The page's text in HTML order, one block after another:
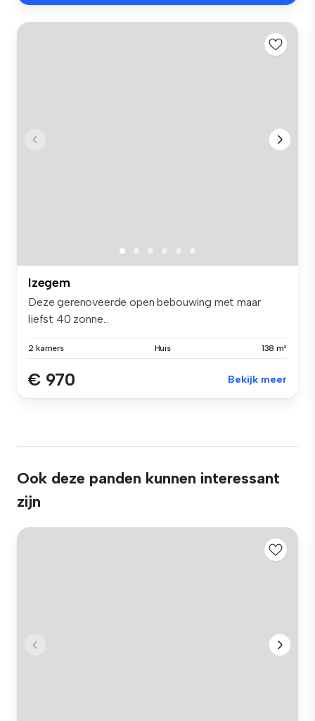
Izegem
Deze gerenoveerde open bebouwing met maar
liefst 40 zonne...
2 kamers Huis 138 m²
€ 970 Bekijk meer
Ook deze panden kunnen interessant
zijn